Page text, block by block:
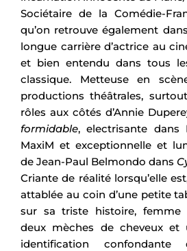
Sociétaire de la Comédie-
qu’on retrouve également
longue carrière d’actrice au
et bien entendu dans tous
classique. Metteuse en
productions théâtrales,
rôles aux côtés d’Annie
formidable, electrisante dans
MaxiM et exceptionnelle et
de Jean-Paul Belmondo dans
Criante de réalité lorsqu’elle
attablée au coin d’une petite
sur sa triste histoire, femme
deux mèches de cheveux et
identification